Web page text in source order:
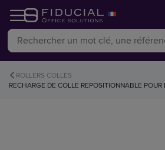
ROLLERS COLLES
RECHARGE DE COLLE REPOSITIONNABLE POUR